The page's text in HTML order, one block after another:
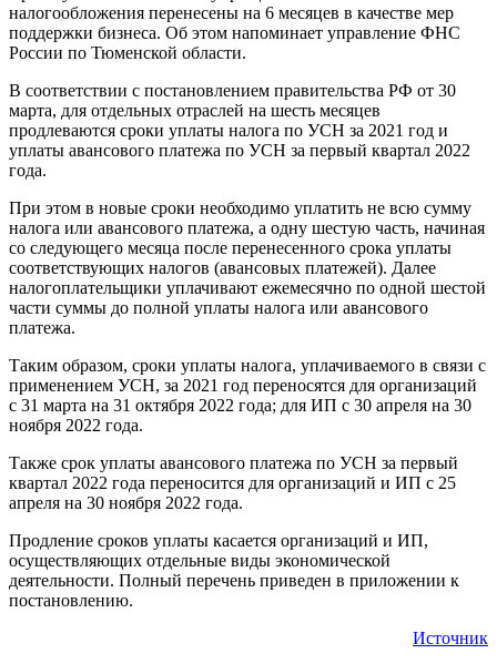
налогообложения перенесены на 6 месяцев в качестве мер
поддержки бизнеса. Об этом напоминает управление ФНС
России по Тюменской области.
В соответствии с постановлением правительства РФ от 30
марта, для отдельных отраслей на шесть месяцев
продлеваются сроки уплаты налога по УСН за 2021 год и
уплаты авансового платежа по УСН за первый квартал 2022
года.
При этом в новые сроки необходимо уплатить не всю сумму
налога или авансового платежа, а одну шестую часть, начиная
со следующего месяца после перенесенного срока уплаты
соответствующих налогов (авансовых платежей). Далее
налогоплательщики уплачивают ежемесячно по одной шестой
части суммы до полной уплаты налога или авансового
платежа.
Таким образом, сроки уплаты налога, уплачиваемого в связи с
применением УСН, за 2021 год переносятся для организаций
с 31 марта на 31 октября 2022 года; для ИП с 30 апреля на 30
ноября 2022 года.
Также срок уплаты авансового платежа по УСН за первый
квартал 2022 года переносится для организаций и ИП с 25
апреля на 30 ноября 2022 года.
Продление сроков уплаты касается организаций и ИП,
осуществляющих отдельные виды экономической
деятельности. Полный перечень приведен в приложении к
постановлению.
Источник